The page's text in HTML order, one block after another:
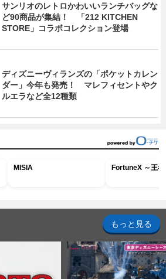
サンリオのレトロかわいいランチバッグな
ど90商品が集結！ 「212 KITCHEN
STORE」コラボコレクション登場
ディズニーヴィランズの「ポケットカレン
ダー」今年も発売！ マレフィセントやク
ルエラなど全12種類
MISIA FortuneX ～王
もっと見る